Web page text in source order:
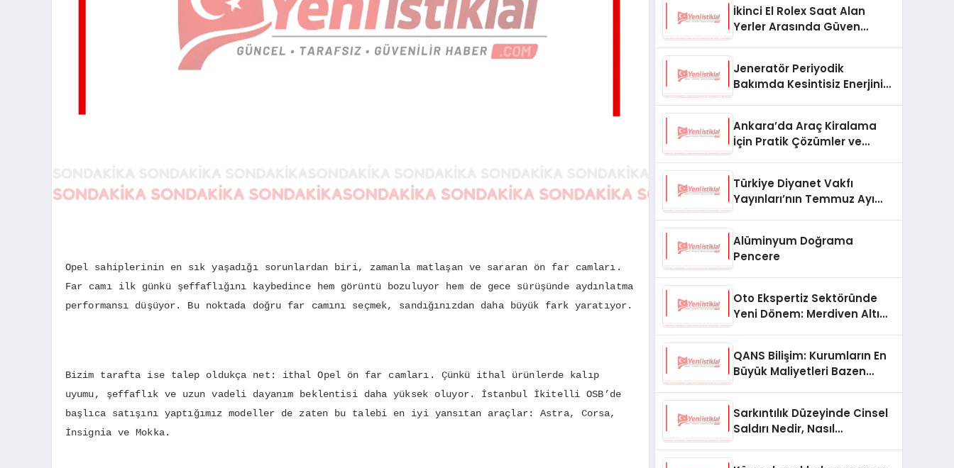
Opel sahiplerinin en sık yaşadığı sorunlardan biri, zamanla matlaşan ve sararan ön far camları.
Far camı ilk günkü şeffaflığını kaybedince hem görüntü bozuluyor hem de gece sürüşünde aydınlatma
performansı düşüyor. Bu noktada doğru far camını seçmek, sandığınızdan daha büyük fark yaratıyor.
Bizim tarafta ise talep oldukça net: ithal Opel ön far camları. Çünkü ithal ürünlerde kalıp
uyumu, şeffaflık ve uzun vadeli dayanım beklentisi daha yüksek oluyor. İstanbul İkitelli OSB’de
başlıca satışını yaptığımız modeller de zaten bu talebi en iyi yansıtan araçlar: Astra, Corsa,
İnsignia ve Mokka.
İkinci El Rolex Saat Alan
Yerler Arasında Güven
Jeneratör Periyodik
Bakımda Kesintisiz Enerjinin
Ankara’da Araç Kiralama
İçin Pratik Çözümler ve
Türkiye Diyanet Vakfı
Yayınları’nın Temmuz Ayı
Alüminyum Doğrama
Pencere
Oto Ekspertiz Sektöründe
Yeni Dönem: Merdiven Altı
QANS Bilişim: Kurumların En
Büyük Maliyetleri Bazen
Sarkıntılık Düzeyinde Cinsel
Saldırı Nedir, Nasıl